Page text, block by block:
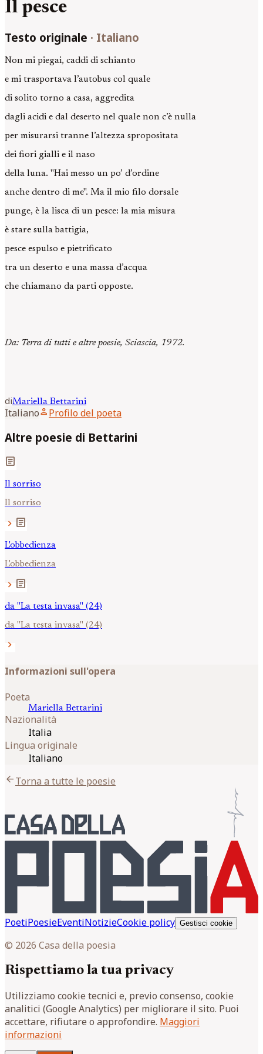
Il pesce
Testo originale · Italiano
Non mi piegai, caddi di schianto
e mi trasportava l’autobus col quale
di solito torno a casa, aggredita
dagli acidi e dal deserto nel quale non c’è nulla
per misurarsi tranne l’altezza spropositata
dei fiori gialli e il naso
della luna. "Hai messo un po’ d’ordine
anche dentro di me". Ma il mio filo dorsale
punge, è la lisca di un pesce: la mia misura
è stare sulla battigia,
pesce espulso e pietrificato
tra un deserto e una massa d’acqua
che chiamano da parti opposte.
Da: Terra di tutti e altre poesie, Sciascia, 1972.
diMariella Bettarini
Italianoperson Profilo del poeta
Altre poesie di Bettarini
article
Il sorriso
Il sorriso
chevron_right article
L'obbedienza
L'obbedienza
chevron_right article
da "La testa invasa" (24)
da "La testa invasa" (24)
chevron_right
Informazioni sull'opera
Poeta
Mariella Bettarini
Nazionalità
Italia
Lingua originale
Italiano
arrow_backTorna a tutte le poesie
PoetiPoesieEventiNotizieCookie policy Gestisci cookie
© 2026 Casa della poesia
Rispettiamo la tua privacy
Utilizziamo cookie tecnici e, previo consenso, cookie
analitici (Google Analytics) per migliorare il sito. Puoi
accettare, rifiutare o approfondire. Maggiori
informazioni